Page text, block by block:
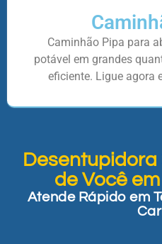
Caminhão Pipa para
potável em grandes
eficiente. Ligue agora
Desentupidora
de Você
Atende Rápido em